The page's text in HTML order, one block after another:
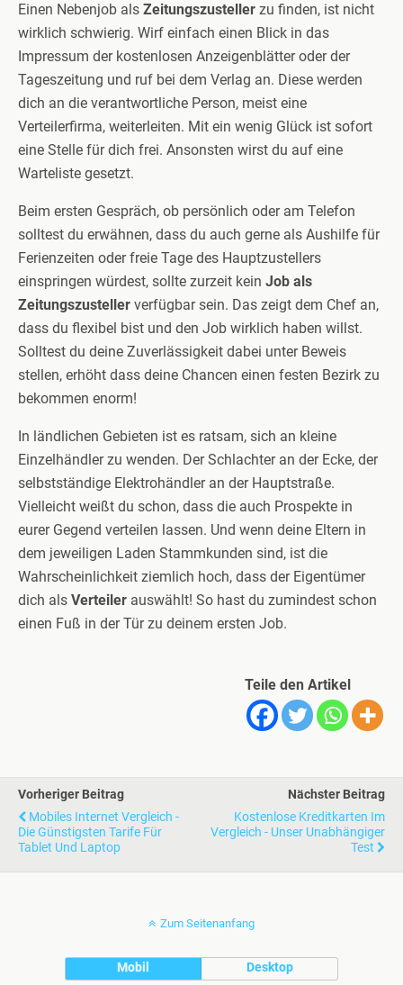
Einen Nebenjob als Zeitungszusteller zu finden, ist nicht
wirklich schwierig. Wirf einfach einen Blick in das
Impressum der kostenlosen Anzeigenblätter oder der
Tageszeitung und ruf bei dem Verlag an. Diese werden
dich an die verantwortliche Person, meist eine
Verteilerfirma, weiterleiten. Mit ein wenig Glück ist sofort
eine Stelle für dich frei. Ansonsten wirst du auf eine
Warteliste gesetzt.
Beim ersten Gespräch, ob persönlich oder am Telefon
solltest du erwähnen, dass du auch gerne als Aushilfe für
Ferienzeiten oder freie Tage des Hauptzustellers
einspringen würdest, sollte zurzeit kein Job als
Zeitungszusteller verfügbar sein. Das zeigt dem Chef an,
dass du flexibel bist und den Job wirklich haben willst.
Solltest du deine Zuverlässigkeit dabei unter Beweis
stellen, erhöht dass deine Chancen einen festen Bezirk zu
bekommen enorm!
In ländlichen Gebieten ist es ratsam, sich an kleine
Einzelhändler zu wenden. Der Schlachter an der Ecke, der
selbstständige Elektrohändler an der Hauptstraße.
Vielleicht weißt du schon, dass die auch Prospekte in
eurer Gegend verteilen lassen. Und wenn deine Eltern in
dem jeweiligen Laden Stammkunden sind, ist die
Wahrscheinlichkeit ziemlich hoch, dass der Eigentümer
dich als Verteiler auswählt! So hast du zumindest schon
einen Fuß in der Tür zu deinem ersten Job.
Teile den Artikel
Vorheriger Beitrag
Mobiles Internet Vergleich -
Die Günstigsten Tarife Für
Tablet Und Laptop
Nächster Beitrag
Kostenlose Kreditkarten Im
Vergleich - Unser Unabhängiger
Test
Zum Seitenanfang
Mobil Desktop